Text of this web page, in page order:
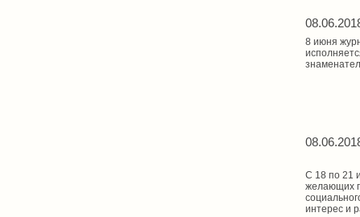
8 июня
С 18 по 21
желающих
интерес и